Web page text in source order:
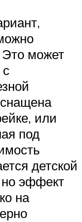
может
или
под
детской
но эффект
на